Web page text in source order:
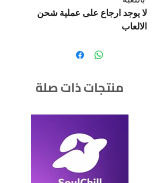
لا يوجد ارجاع على عملية شحن
الالعاب
منتجات ذات صلة